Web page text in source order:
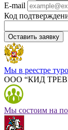
E-mail
Код
Оставить заявку
Мы в реестре
ООО “КИД
Мы состоим на